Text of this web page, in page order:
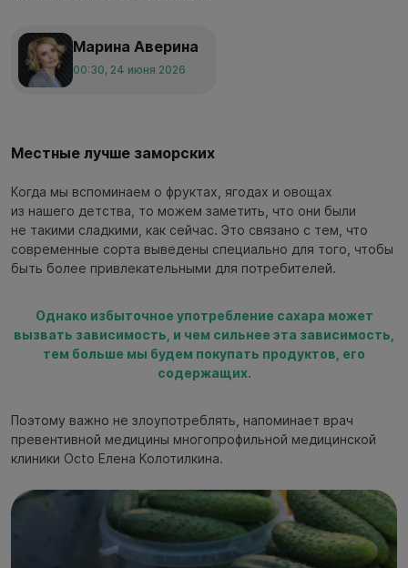
Марина Аверина
00:30, 24 июня 2026
Местные лучше заморских
Когда мы вспоминаем о фруктах, ягодах и овощах
из нашего детства, то можем заметить, что они были
не такими сладкими, как сейчас. Это связано с тем, что
современные сорта выведены специально для того, чтобы
быть более привлекательными для потребителей.
Однако избыточное употребление сахара может
вызвать зависимость, и чем сильнее эта зависимость,
тем больше мы будем покупать продуктов, его
содержащих.
Поэтому важно не злоупотреблять, напоминает врач
превентивной медицины многопрофильной медицинской
клиники Octo Елена Колотилкина.